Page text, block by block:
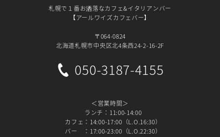
札幌で１番お洒落なカフェ&イタリアンバー
【アールワイズカフェバー】
〒064-0824
北海道札幌市中央区北4条西24-2-16-2F
050-3187-4155
＜営業時間＞
ランチ：11:00-14:00
カフェ：14:00-17:00（L.O.16:30）
バー ：17:00-23:00（L.O.22:30）